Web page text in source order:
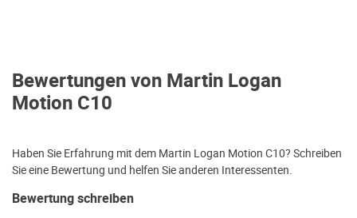
Bewertungen von Martin Logan
Motion C10
Haben Sie Erfahrung mit dem Martin Logan Motion C10? Schreiben
Sie eine Bewertung und helfen Sie anderen Interessenten.
Bewertung schreiben